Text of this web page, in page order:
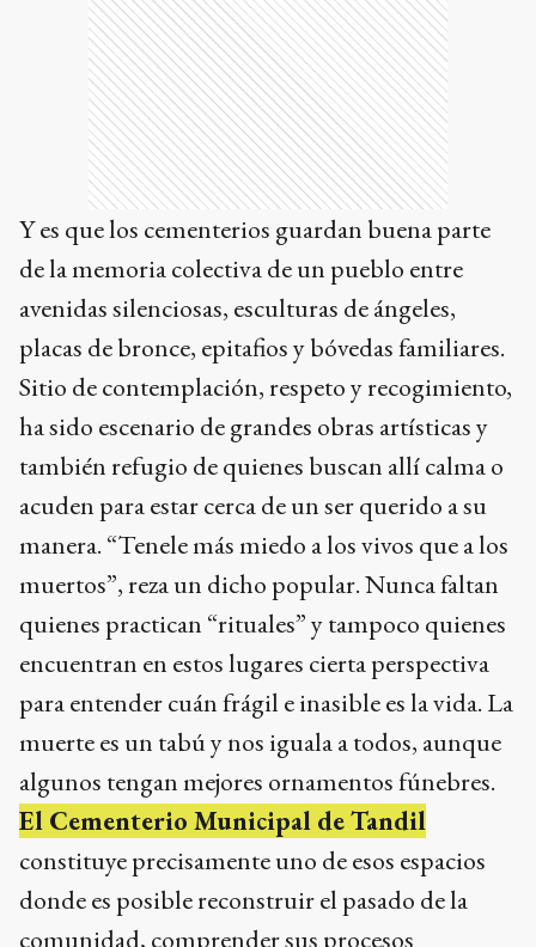
Y es que los cementerios guardan buena parte
de la memoria colectiva de un pueblo entre
avenidas silenciosas, esculturas de ángeles,
placas de bronce, epitafios y bóvedas familiares.
Sitio de contemplación, respeto y recogimiento,
ha sido escenario de grandes obras artísticas y
también refugio de quienes buscan allí calma o
acuden para estar cerca de un ser querido a su
manera. “Tenele más miedo a los vivos que a los
muertos”, reza un dicho popular. Nunca faltan
quienes practican “rituales” y tampoco quienes
encuentran en estos lugares cierta perspectiva
para entender cuán frágil e inasible es la vida. La
muerte es un tabú y nos iguala a todos, aunque
algunos tengan mejores ornamentos fúnebres.
El Cementerio Municipal de Tandil
constituye precisamente uno de esos espacios
donde es posible reconstruir el pasado de la
comunidad, comprender sus procesos